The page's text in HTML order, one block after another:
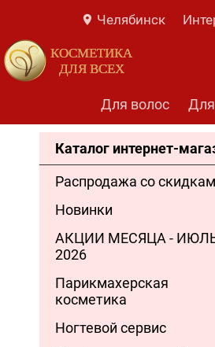
Челябинск
КОСМЕТИКА
ДЛЯ ВСЕХ
Для волос Для
Каталог интернет-
Распродажа со
Новинки
АКЦИИ МЕСЯЦА -
2026
Парикмахерская
косметика
Ногтевой сервис